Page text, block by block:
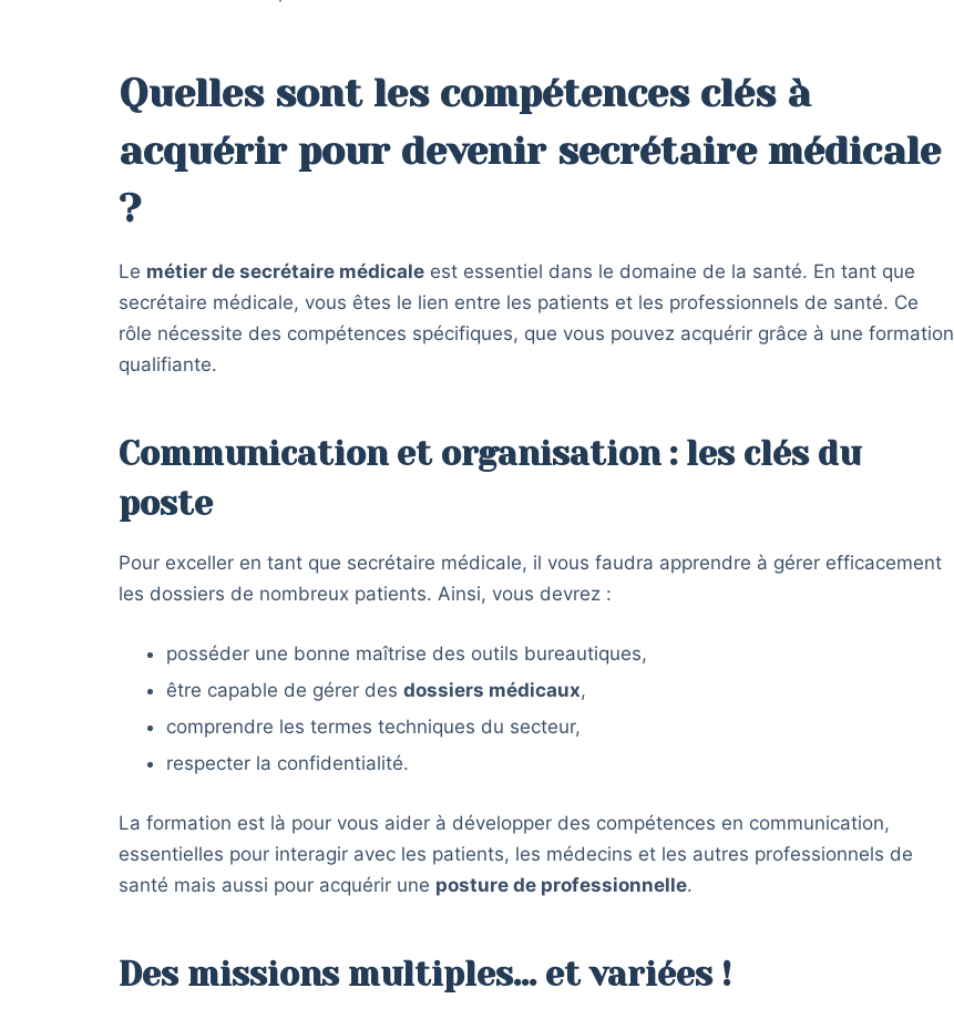
Quelles sont les compétences clés à
acquérir pour devenir secrétaire médicale
?
Le métier de secrétaire médicale est essentiel dans le domaine de la santé. En tant que
secrétaire médicale, vous êtes le lien entre les patients et les professionnels de santé. Ce
rôle nécessite des compétences spécifiques, que vous pouvez acquérir grâce à une formation
qualifiante.
Communication et organisation : les clés du
poste
Pour exceller en tant que secrétaire médicale, il vous faudra apprendre à gérer efficacement
les dossiers de nombreux patients. Ainsi, vous devrez :
posséder une bonne maîtrise des outils bureautiques,
être capable de gérer des dossiers médicaux,
comprendre les termes techniques du secteur,
respecter la confidentialité.
La formation est là pour vous aider à développer des compétences en communication,
essentielles pour interagir avec les patients, les médecins et les autres professionnels de
santé mais aussi pour acquérir une posture de professionnelle.
Des missions multiples… et variées !